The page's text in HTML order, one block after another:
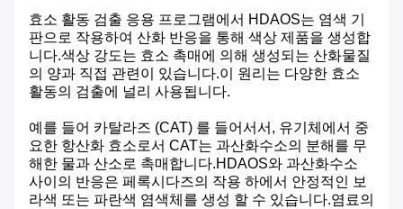
효소 활동 검출 응용 프로그램에서 HDAOS는 염색 기
판으로 작용하여 산화 반응을 통해 색상 제품을 생성합
니다.색상 강도는 효소 촉매에 의해 생성되는 산화물질
의 양과 직접 관련이 있습니다.이 원리는 다양한 효소
활동의 검출에 널리 사용됩니다.
예를 들어 카탈라즈 (CAT) 를 들어서서, 유기체에서 중
요한 항산화 효소로서 CAT는 과산화수소의 분해를 무
해한 물과 산소로 촉매합니다.HDAOS와 과산화수소
사이의 반응은 페록시다즈의 작용 하에서 안정적인 보
라색 또는 파란색 염색체를 생성 할 수 있습니다.염료의